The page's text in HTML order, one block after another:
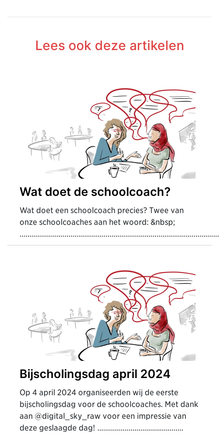
Lees ook deze artikelen
Wat doet de schoolcoach?
Wat doet een schoolcoach precies? Twee van
onze schoolcoaches aan het woord: &nbsp;
Bijscholingsdag april 2024
Op 4 april 2024 organiseerden wij de eerste
bijscholingsdag voor de schoolcoaches. Met dank
aan @digital_sky_raw voor een impressie van
deze geslaagde dag! ............................................